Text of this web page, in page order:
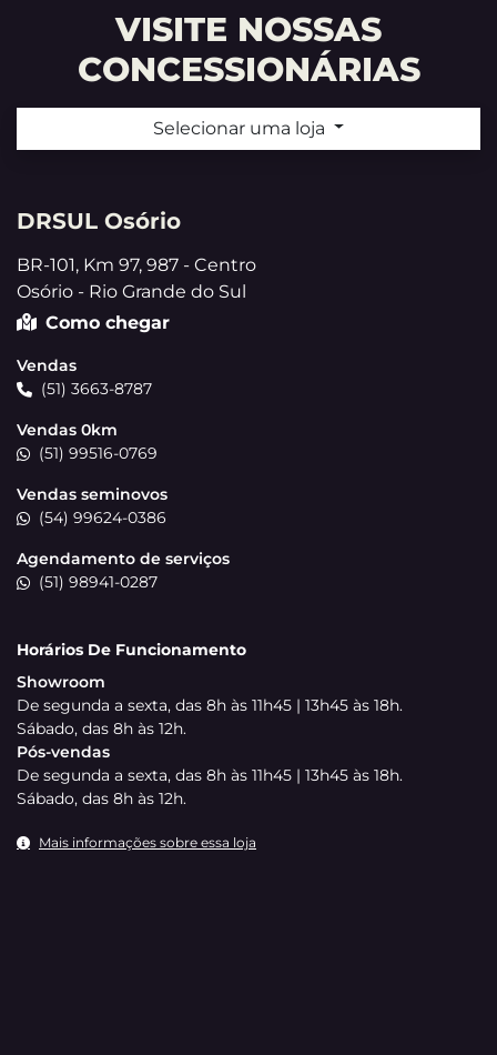
VISITE NOSSAS
CONCESSIONÁRIAS
Selecionar uma loja
DRSUL Osório
BR-101, Km 97, 987 - Centro
Osório - Rio Grande do Sul
Como chegar
Vendas
(51) 3663-8787
Vendas 0km
(51) 99516-0769
Vendas seminovos
(54) 99624-0386
Agendamento de serviços
(51) 98941-0287
Horários De Funcionamento
Showroom
De segunda a sexta, das 8h às 11h45 | 13h45 às 18h.
Sábado, das 8h às 12h.
Pós-vendas
De segunda a sexta, das 8h às 11h45 | 13h45 às 18h.
Sábado, das 8h às 12h.
Mais informações sobre essa loja